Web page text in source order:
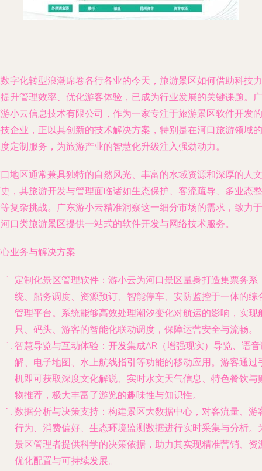
字化转型浪潮席卷各行各业的今天，旅游景区如何借助科技力
升管理效率、优化游客体验，已成为行业发展的关键课题。广
小云信息技术有限公司，作为一家专注于旅游景区软件开发的
企业，正以其创新的技术解决方案，特别是在河口旅游领域的
定制服务，为旅游产业的智慧化升级注入强劲动力。
地区通常兼具独特的自然风光、丰富的水域资源和深厚的人文
，其旅游开发与管理面临诸如生态保护、客流疏导、多业态整
复杂挑战。广东游小云精准洞察这一细分市场的需求，致力于
口类旅游景区提供一站式的软件开发与网络技术服务。
业务与解决方案
定制化景区管理软件 ：游小云为河口景区量身打造集票务系
统、船务调度、资源预订、智能停车、安防监控于一体的综
管理平台。系统能够高效处理潮汐变化对航运的影响，实现
只、码头、游客的智能化联动调度，保障运营安全与流畅。
智慧导览与互动体验 ：开发集成AR（增强现实）导览、语
解、电子地图、水上航线指引等功能的移动应用。游客通过
机即可获取深度文化解说、实时水文天气信息、特色餐饮与
物推荐，极大丰富了游览的趣味性与知识性。
数据分析与决策支持 ：构建景区大数据中心，对客流量、游
行为、消费偏好、生态环境监测数据进行实时采集与分析。
景区管理者提供科学的决策依据，助力其实现精准营销、资
优化配置与可持续发展。